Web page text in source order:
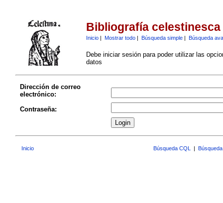
Bibliografía celestinesca
Inicio| Mostrar todo| Búsqueda simple| Búsqueda
Debe iniciar sesión para poder utilizar las
datos
Dirección de correo
electrónico:
Contraseña:
Inicio Búsqueda CQL |